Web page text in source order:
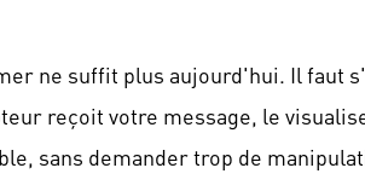
ne suffit plus aujourd'hui. Il faut
reçoit votre message, le
sans demander trop de